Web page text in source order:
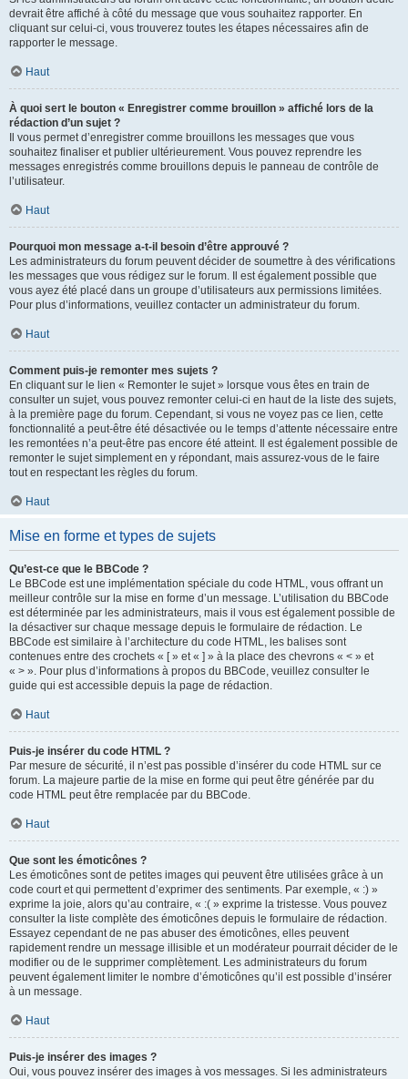
devrait être affiché à côté du message que vous souhaitez rapporter. En
cliquant sur celui-ci, vous trouverez toutes les étapes nécessaires afin de
rapporter le message.
Haut
À quoi sert le bouton « Enregistrer comme brouillon » affiché lors de la
rédaction d’un sujet ?
Il vous permet d’enregistrer comme brouillons les messages que vous
souhaitez finaliser et publier ultérieurement. Vous pouvez reprendre les
messages enregistrés comme brouillons depuis le panneau de contrôle de
l’utilisateur.
Haut
Pourquoi mon message a-t-il besoin d’être approuvé ?
Les administrateurs du forum peuvent décider de soumettre à des vérifications
les messages que vous rédigez sur le forum. Il est également possible que
vous ayez été placé dans un groupe d’utilisateurs aux permissions limitées.
Pour plus d’informations, veuillez contacter un administrateur du forum.
Haut
Comment puis-je remonter mes sujets ?
En cliquant sur le lien « Remonter le sujet » lorsque vous êtes en train de
consulter un sujet, vous pouvez remonter celui-ci en haut de la liste des sujets,
à la première page du forum. Cependant, si vous ne voyez pas ce lien, cette
fonctionnalité a peut-être été désactivée ou le temps d’attente nécessaire entre
les remontées n’a peut-être pas encore été atteint. Il est également possible de
remonter le sujet simplement en y répondant, mais assurez-vous de le faire
tout en respectant les règles du forum.
Haut
Mise en forme et types de sujets
Qu’est-ce que le BBCode ?
Le BBCode est une implémentation spéciale du code HTML, vous offrant un
meilleur contrôle sur la mise en forme d’un message. L’utilisation du BBCode
est déterminée par les administrateurs, mais il vous est également possible de
la désactiver sur chaque message depuis le formulaire de rédaction. Le
BBCode est similaire à l’architecture du code HTML, les balises sont
contenues entre des crochets « [ » et « ] » à la place des chevrons « < » et
« > ». Pour plus d’informations à propos du BBCode, veuillez consulter le
guide qui est accessible depuis la page de rédaction.
Haut
Puis-je insérer du code HTML ?
Par mesure de sécurité, il n’est pas possible d’insérer du code HTML sur ce
forum. La majeure partie de la mise en forme qui peut être générée par du
code HTML peut être remplacée par du BBCode.
Haut
Que sont les émoticônes ?
Les émoticônes sont de petites images qui peuvent être utilisées grâce à un
code court et qui permettent d’exprimer des sentiments. Par exemple, « :) »
exprime la joie, alors qu’au contraire, « :( » exprime la tristesse. Vous pouvez
consulter la liste complète des émoticônes depuis le formulaire de rédaction.
Essayez cependant de ne pas abuser des émoticônes, elles peuvent
rapidement rendre un message illisible et un modérateur pourrait décider de le
modifier ou de le supprimer complètement. Les administrateurs du forum
peuvent également limiter le nombre d’émoticônes qu’il est possible d’insérer
à un message.
Haut
Puis-je insérer des images ?
Oui, vous pouvez insérer des images à vos messages. Si les administrateurs